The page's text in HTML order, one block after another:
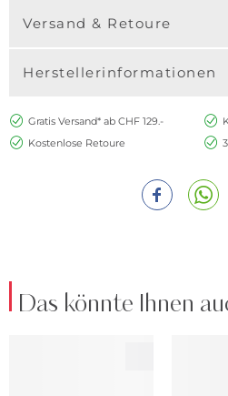
Versand & Retoure
Herstellerinformationen
Gratis Versand* ab CHF 129.-
Kostenlose Retoure
Das könnte Ihnen